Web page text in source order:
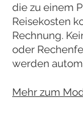
die zu einem
Reisekosten
Rechnung.
oder
werden
Mehr zum